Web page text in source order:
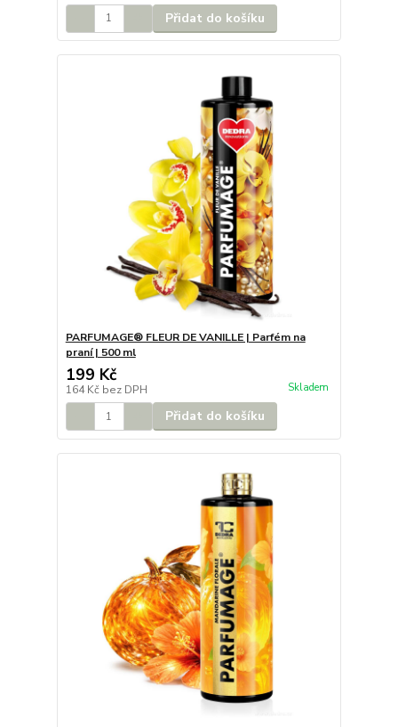
Přidat do košíku
PARFUMAGE® FLEUR DE VANILLE | Parfém na
praní | 500 ml
199 Kč
164 Kč bez DPH Skladem
Přidat do košíku